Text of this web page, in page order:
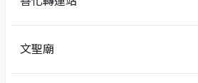
文聖廟